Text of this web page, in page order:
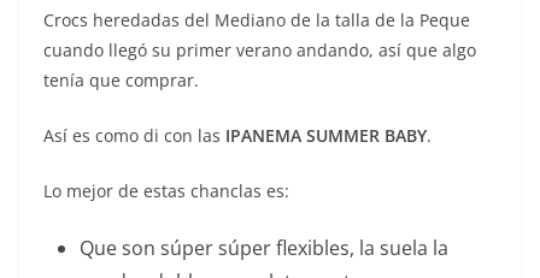
Crocs heredadas del Mediano de la talla de la Peque
cuando llegó su primer verano andando, así que algo
tenía que comprar.
Así es como di con las IPANEMA SUMMER BABY.
Lo mejor de estas chanclas es:
Que son súper súper flexibles, la suela la